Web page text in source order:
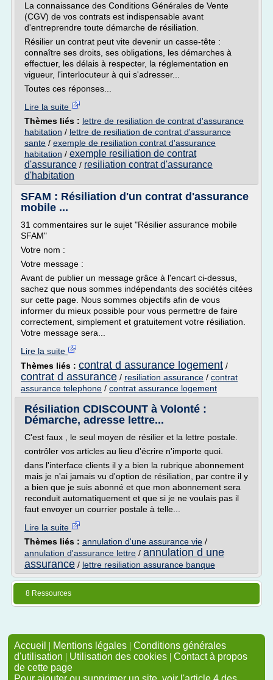
La connaissance des Conditions Générales de Vente
(CGV) de vos contrats est indispensable avant
d'entreprendre toute démarche de résiliation.
Résilier un contrat peut vite devenir un casse-tête :
connaître ses droits, ses obligations, les démarches à
effectuer, les délais à respecter, la réglementation en
vigueur, l'interlocuteur à qui s'adresser...
Toutes ces réponses...
Lire la suite
Thèmes liés : lettre de resiliation de contrat d'assurance
habitation / lettre de resiliation de contrat d'assurance
sante / exemple de resiliation contrat d'assurance
habitation / exemple resiliation de contrat
d'assurance / resiliation contrat d'assurance
d'habitation
SFAM : Résiliation d'un contrat d'assurance
mobile ...
31 commentaires sur le sujet "Résilier assurance mobile
SFAM"
Votre nom :
Votre message :
Avant de publier un message grâce à l'encart ci-dessus,
sachez que nous sommes indépendants des sociétés citées
sur cette page. Nous sommes objectifs afin de vous
informer du mieux possible pour vous permettre de faire
correctement, simplement et gratuitement votre résiliation.
Votre message sera...
Lire la suite
Thèmes liés : contrat d assurance logement /
contrat d assurance / resiliation assurance / contrat
assurance telephone / contrat assurance logement
Résiliation CDISCOUNT à Volonté :
Démarche, adresse lettre...
C'est faux , le seul moyen de résilier et la lettre postale.
contrôler vos articles au lieu d'écrire n'importe quoi.
dans l'interface clients il y a bien la rubrique abonnement
mais je n'ai jamais vu d'option de résiliation, par contre il y
a bien que je suis abonné et que mon abonnement sera
reconduit automatiquement et que si je ne voulais pas il
faut envoyer un courrier postale à telle...
Lire la suite
Thèmes liés : annulation d'une assurance vie /
annulation d'assurance lettre / annulation d une
assurance / lettre resiliation assurance banque
8 Ressources
Accueil | Mentions légales | Conditions générales
d'utilisation | Utilisation des cookies | Contact à propos
de cette page